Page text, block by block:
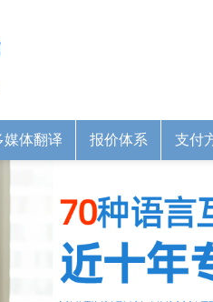
媒体翻译 报价体系 支付